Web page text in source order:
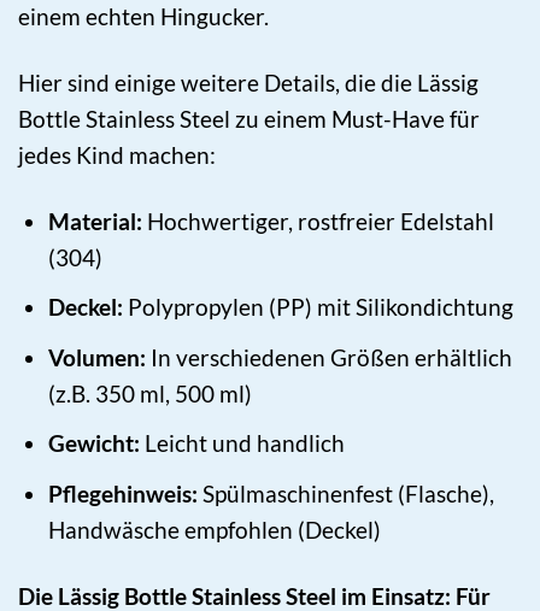
einem echten Hingucker.
Hier sind einige weitere Details, die die Lässig
Bottle Stainless Steel zu einem Must-Have für
jedes Kind machen:
Material: Hochwertiger, rostfreier Edelstahl
(304)
Deckel: Polypropylen (PP) mit Silikondichtung
Volumen: In verschiedenen Größen erhältlich
(z.B. 350 ml, 500 ml)
Gewicht: Leicht und handlich
Pflegehinweis: Spülmaschinenfest (Flasche),
Handwäsche empfohlen (Deckel)
Die Lässig Bottle Stainless Steel im Einsatz: Für